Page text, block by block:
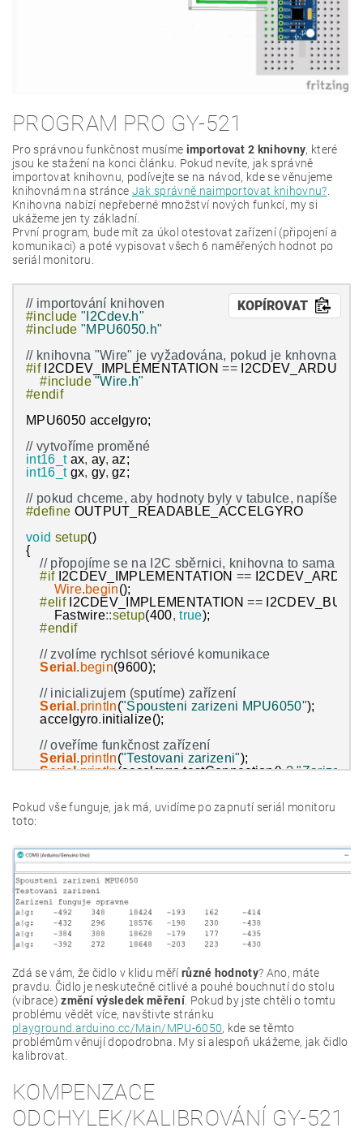
PROGRAM PRO GY-521
Pro správnou funkčnost musíme importovat 2 knihovny, které
jsou ke stažení na konci článku. Pokud nevíte, jak správně
importovat knihovnu, podívejte se na návod, kde se věnujeme
knihovnám na stránce Jak správně naimportovat knihovnu?
Knihovna nabízí nepřeberné množství nových funkcí, my si
ukážeme jen ty základní.
První program, bude mít za úkol otestovat zařízení (připojení a
komunikaci) a poté vypisovat všech 6 naměřených hodnot po
seriál monitoru.
// importování knihoven
#include "I2Cdev.h"
#include "MPU6050.h"
// knihovna "Wire" je vyžadována, pokud je knhovna
#if I2CDEV_IMPLEMENTATION ==
#include "Wire.h"
#endif
MPU6050 accelgyro;
// vytvoříme proměné
int16_t ax, ay, az;
int16_t gx, gy, gz;
// pokud chceme, aby hodnoty byly v tabulce, napíšeme:
#define OUTPUT_READABLE_ACCELGYRO
void setup()
{
// přopojíme se na I2C sběrnici, knihovna to sama
#if I2CDEV_IMPLEMENTATION ==
Wire.begin();
#elif I2CDEV_IMPLEMENTATION ==
Fastwire::setup(400, true);
#endif
// zvolíme rychlsot sériové komunikace
Serial . begin(9600);
// inicializujem (sputíme) zařízení
Serial .println("Spousteni zarizeni MPU6050");
accelgyro.initialize();
// oveříme funkčnost zařízení
Serial .println("Testovani zarizeni");
Serial.println(accelgyro.testConnection() ? "Zarizeni
void loop() {
// jelikož jsme si na 17. řádku nastavili "READABLE"
#ifdef OUTPUT_READABLE_ACCELGYRO
// vypíšeme hodnoty po sériové lince
// "/t" zalamuje řádek
Serial .print "a|g:\t" );
Serial .print ax); Serial print( );
Serial .print ay); Serial print(
Serial
print gx ; Serial .print( "\t"
Serial .print ( gy); Serial.print("\t");
Serial. println(gz);
#endif
}
KOPÍROVAT
Pokud vše funguje, jak má, uvidíme po zapnutí seriál monitoru
toto:
Zdá se vám, že čidlo v klidu měří různé hodnoty? Ano, máte
pravdu. Čidlo je neskutečně citlivé a pouhé bouchnutí do stolu
(vibrace)změní výsledek měření. Pokud by jste chtěli o tomtu
problému vědět více, navštivte stránku
playground.arduino.cc/Main/MPU-6050, kde se těmto
problémům věnují dopodrobna. My si alespoň ukážeme, jak čidlo
kalibrovat.
KOMPENZACE
ODCHYLEK/KALIBROVÁNÍ GY-521